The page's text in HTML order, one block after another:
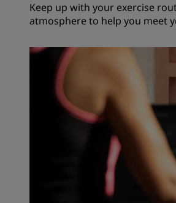
Keep up with your exercise
atmosphere to help you meet